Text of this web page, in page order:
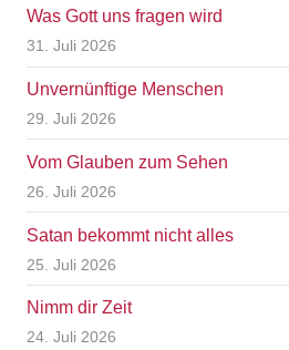
Was Gott uns fragen wird
31. Juli 2026
Unvernünftige Menschen
29. Juli 2026
Vom Glauben zum Sehen
26. Juli 2026
Satan bekommt nicht alles
25. Juli 2026
Nimm dir Zeit
24. Juli 2026